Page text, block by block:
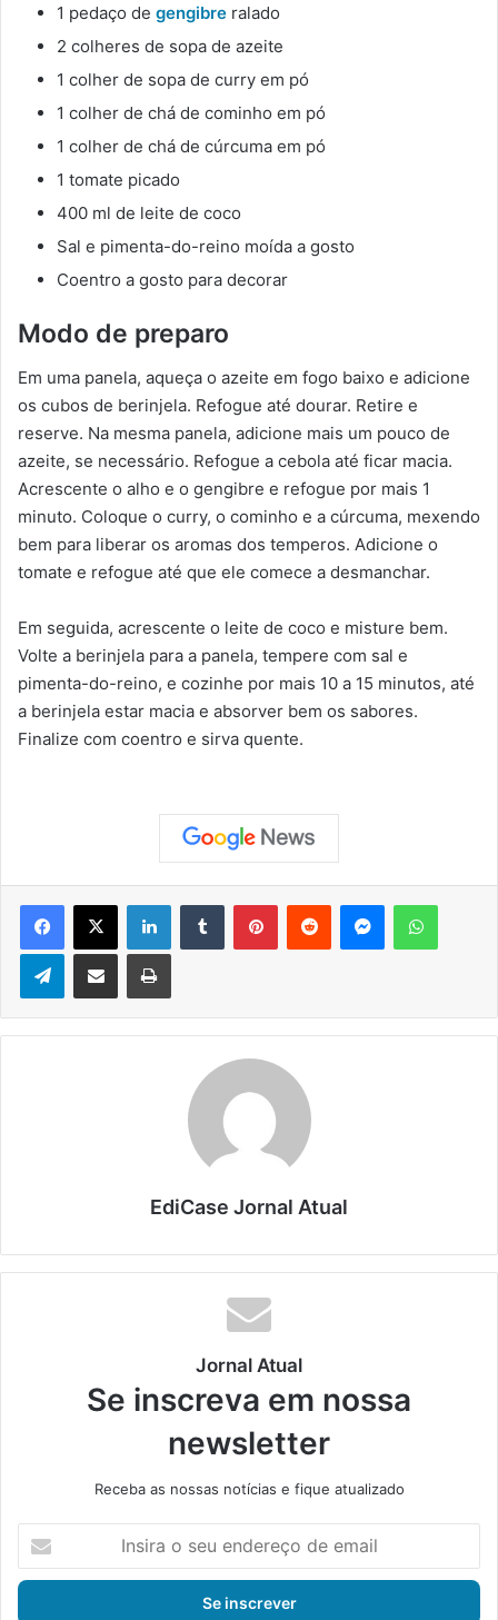
1 pedaço de gengibre ralado
2 colheres de sopa de azeite
1 colher de sopa de curry em pó
1 colher de chá de cominho em pó
1 colher de chá de cúrcuma em pó
1 tomate picado
400 ml de leite de coco
Sal e pimenta-do-reino moída a gosto
Coentro a gosto para decorar
Modo de preparo
Em uma panela, aqueça o azeite em fogo baixo e adicione
os cubos de berinjela. Refogue até dourar. Retire e
reserve. Na mesma panela, adicione mais um pouco de
azeite, se necessário. Refogue a cebola até ficar macia.
Acrescente o alho e o gengibre e refogue por mais 1
minuto. Coloque o curry, o cominho e a cúrcuma, mexendo
bem para liberar os aromas dos temperos. Adicione o
tomate e refogue até que ele comece a desmanchar.
Em seguida, acrescente o leite de coco e misture bem.
Volte a berinjela para a panela, tempere com sal e
pimenta-do-reino, e cozinhe por mais 10 a 15 minutos, até
a berinjela estar macia e absorver bem os sabores.
Finalize com coentro e sirva quente.
Telegram
EdiCase Jornal Atual
Jornal Atual
Se inscreva em nossa
newsletter
Receba as nossas notícias e fique atualizado
s